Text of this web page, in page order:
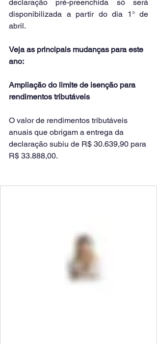
declaração pré-preenchida só será
disponibilizada a partir do dia 1° de
abril.
Veja as principais mudanças para este
ano:
Ampliação do limite de isenção para
rendimentos tributáveis
O valor de rendimentos tributáveis
anuais que obrigam a entrega da
declaração subiu de R$ 30.639,90 para
R$ 33.888,00.